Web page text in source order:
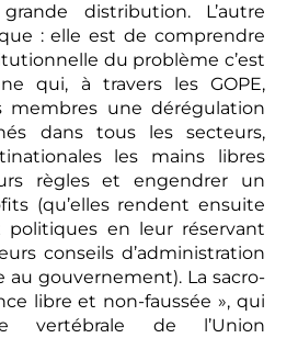
distribution. L’autre
: elle est de comprendre
du problème c’est
qui, à travers les GOPE,
membres une dérégulation
dans tous les secteurs,
les mains libres
règles et engendrer un
(qu’elles rendent ensuite
politiques en leur réservant
conseils d’administration
au gouvernement). La sacro-
libre et non-faussée », qui
vertébrale de l’Union